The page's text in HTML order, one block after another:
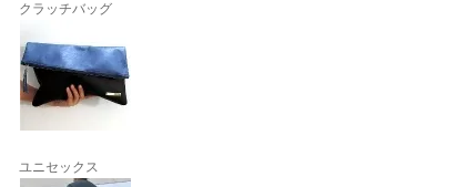
クラッチバッグ
ユニセックス